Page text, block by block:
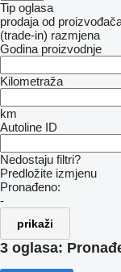
Tip oglasa
prodaja od
(trade-in) razmjena
Godina proizvodnje
Kilometraža
km
Autoline ID
Nedostaju filtri?
Predložite izmjenu
Pronađeno:
-
prikaži
3 oglasa: